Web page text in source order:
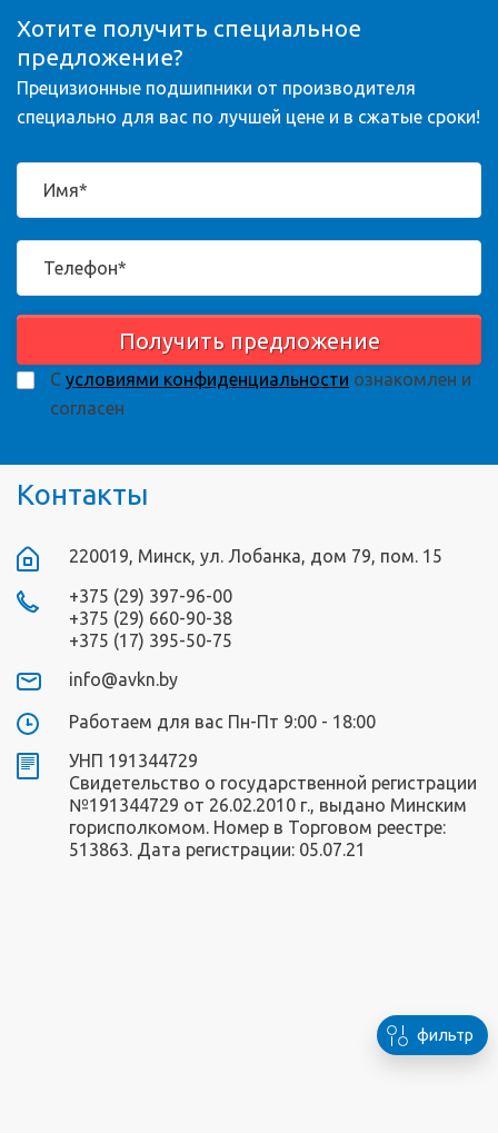
фильтр
Хотите получить специальное
предложение?
Прецизионные подшипники от производителя
специально для вас по лучшей цене и в сжатые сроки!
Получить предложение
С условиями конфиденциальности ознакомлен и
согласен
Контакты
220019, Минск, ул. Лобанка, дом 79, пом. 15
+375 (29) 397-96-00
+375 (29) 660-90-38
+375 (17) 395-50-75
info@avkn.by
Работаем для вас Пн-Пт 9:00 - 18:00
УНП 191344729
Свидетельство о государственной регистрации
№191344729 от 26.02.2010 г., выдано Минским
горисполкомом. Номер в Торговом реестре:
513863. Дата регистрации: 05.07.21